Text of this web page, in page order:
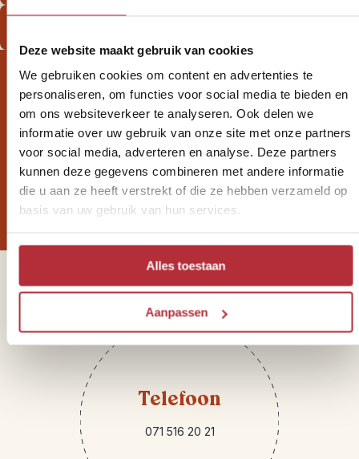
Deze website maakt gebruik van cookies
We gebruiken cookies om content en advertenties te
personaliseren, om functies voor social media te bieden en
om ons websiteverkeer te analyseren. Ook delen we
informatie over uw gebruik van onze site met onze partners
voor social media, adverteren en analyse. Deze partners
kunnen deze gegevens combineren met andere informatie
die u aan ze heeft verstrekt of die ze hebben verzameld op
basis van uw gebruik van hun services.
Alles toestaan
Aanpassen
Wil jij altijd als eerste op de
hoogte zijn van onze Riksja
Reisnieuwtjes?
Sparren of heb je vragen?
Telefoon
071 516 20 21